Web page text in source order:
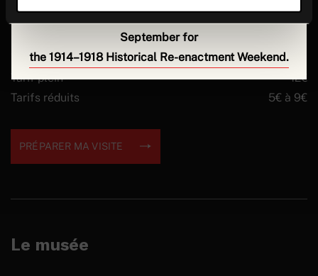
September for
the 1914–1918 Historical Re-enactment Weekend.
Rue Lazare Ponticelli
77100 Meaux
Tarif plein
12€
Tarifs réduits
5€ à 9€
PRÉPARER MA VISITE
Le musée